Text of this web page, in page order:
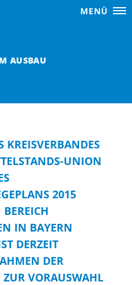
MENÜ
AUSBAU
KREISVERBANDES
UNION
2015
IN BAYERN
DERZEIT
DER
ZUR VORAUSWAHL